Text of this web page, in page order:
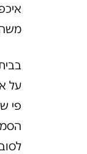
על
פי